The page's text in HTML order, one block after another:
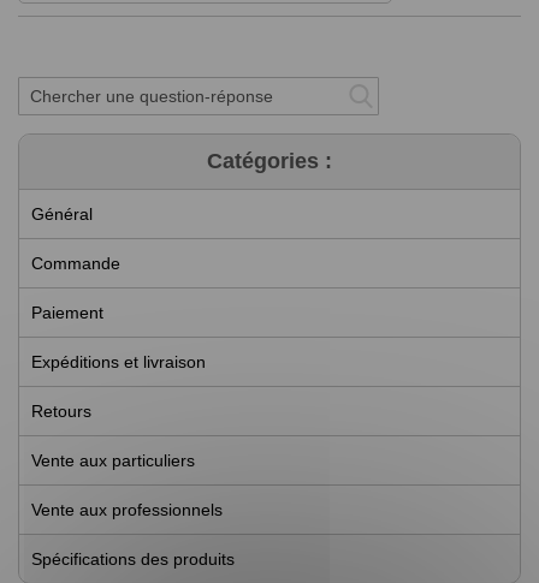
Catégories :
Général
Commande
Paiement
Expéditions et livraison
Retours
Vente aux particuliers
Vente aux professionnels
Spécifications des produits